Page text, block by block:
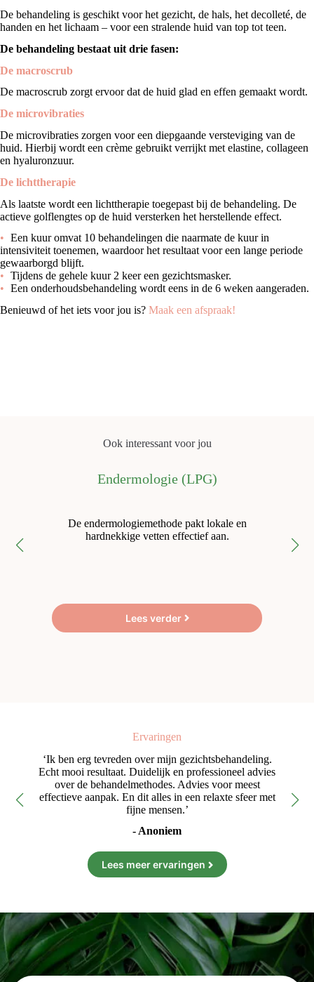
De behandeling is geschikt voor het gezicht, de hals, het decolleté, de
handen en het lichaam – voor een stralende huid van top tot teen.
De behandeling bestaat uit drie fasen:
De macroscrub
De macroscrub zorgt ervoor dat de huid glad en effen gemaakt wordt.
De microvibraties
De microvibraties zorgen voor een diepgaande versteviging van de
huid. Hierbij wordt een crème gebruikt verrijkt met elastine, collageen
en hyaluronzuur.
De lichttherapie
Als laatste wordt een lichttherapie toegepast bij de behandeling. De
actieve golflengtes op de huid versterken het herstellende effect.
Een kuur omvat 10 behandelingen die naarmate de kuur in
intensiviteit toenemen, waardoor het resultaat voor een lange periode
gewaarborgd blijft.
Tijdens de gehele kuur 2 keer een gezichtsmasker.
Een onderhoudsbehandeling wordt eens in de 6 weken aangeraden.
Benieuwd of het iets voor jou is? Maak een afspraak!
Ook interessant voor jou
Endermologie (LPG)
De endermologiemethode pakt lokale en
hardnekkige vetten effectief aan.
Lees verder
Ervaringen
‘Ik ben erg tevreden over mijn gezichtsbehandeling.
Echt mooi resultaat. Duidelijk en professioneel advies
over de behandelmethodes. Advies voor meest
effectieve aanpak. En dit alles in een relaxte sfeer met
fijne mensen.’
- Anoniem
Lees meer ervaringen